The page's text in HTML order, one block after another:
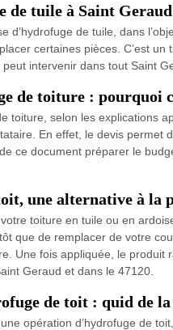
de tuile à Saint
d’hydrofuge de tuile, dans
certaines pièces. C’est
intervenir dans tout Saint
de toiture : pourquoi
toiture, selon les explications
En effet, le devis permet
ce document préparer le
une alternative à la
toiture en tuile ou en
que de remplacer de votre
Une fois appliquée, le produit
Geraud et dans le 47120.
de toit : quid de
opération d’hydrofuge de